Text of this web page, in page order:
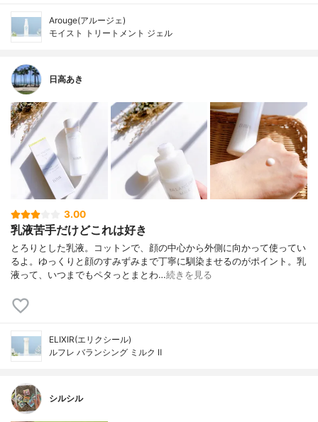
Arouge(アルージェ)
モイスト トリートメント ジェル
日高あき
3.00
乳液苦手だけどこれは好き
とろりとした乳液。コットンで、顔の中心から外側に向かって使ってい
るよ。ゆっくりと顔のすみずみまで丁寧に馴染ませるのがポイント。乳
液って、いつまでもペタっとまとわ…続きを見る
ELIXIR(エリクシール)
ルフレ バランシング ミルク Ⅱ
シルシル